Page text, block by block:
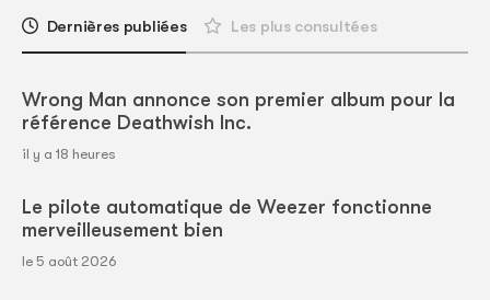
Dernières publiées Les plus consultées
Wrong Man annonce son premier album pour la
référence Deathwish Inc.
il y a 18 heures
Le pilote automatique de Weezer fonctionne
merveilleusement bien
le 5 août 2026